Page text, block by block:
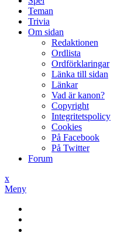
Teman
Trivia
Om sidan
Redaktionen
Ordlista
Ordförklaringar
Länka till sidan
Länkar
Vad är kanon?
Copyright
Integritetspolicy
Cookies
På Facebook
På Twitter
Forum
x
Meny